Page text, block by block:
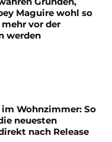
Maguire wohl so
vor der
werden
Wohnzimmer: So
neuesten
nach Release